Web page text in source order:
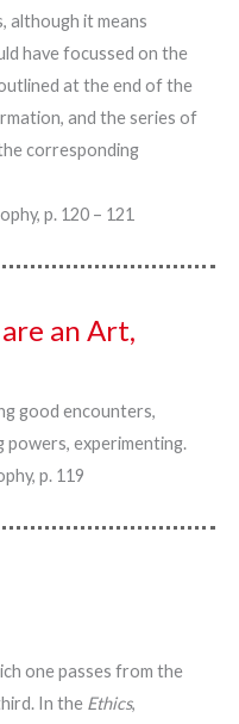
although it means
have focussed on the
at the end of the
and the series of
corresponding
p. 120 – 121
an Art,
good encounters,
powers, experimenting.
p. 119
one passes from the
In the Ethics,